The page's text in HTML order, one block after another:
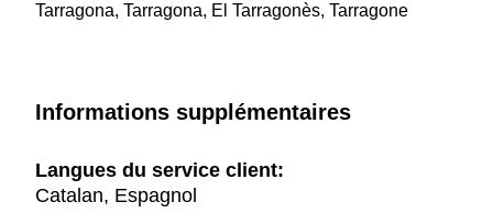
Tarragona, Tarragona, El Tarragonès, Tarragone
Informations supplémentaires
Langues du service client:
Catalan, Espagnol